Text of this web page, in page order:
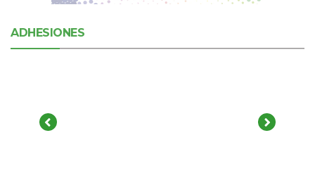
ADHESIONES